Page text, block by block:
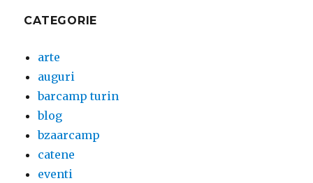
CATEGORIE
arte
auguri
barcamp turin
blog
bzaarcamp
catene
eventi